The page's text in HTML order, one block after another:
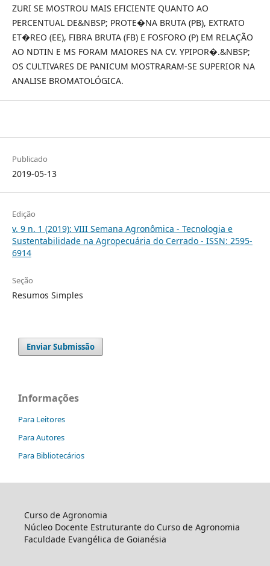
ZURI SE MOSTROU MAIS EFICIENTE QUANTO AO
PERCENTUAL DE&NBSP; PROTE�NA BRUTA (PB), EXTRATO
ET�REO (EE), FIBRA BRUTA (FB) E FOSFORO (P) EM RELAÇÃO
AO NDTIN E MS FORAM MAIORES NA CV. YPIPOR�.&NBSP;
OS CULTIVARES DE PANICUM MOSTRARAM-SE SUPERIOR NA
ANALISE BROMATOLÓGICA.
Publicado
2019-05-13
Edição
v. 9 n. 1 (2019): VIII Semana Agronômica - Tecnologia e
Sustentabilidade na Agropecuária do Cerrado - ISSN: 2595-
6914
Seção
Resumos Simples
Enviar Submissão
Informações
Para Leitores
Para Autores
Para Bibliotecários
Curso de Agronomia
Núcleo Docente Estruturante do Curso de Agronomia
Faculdade Evangélica de Goianésia